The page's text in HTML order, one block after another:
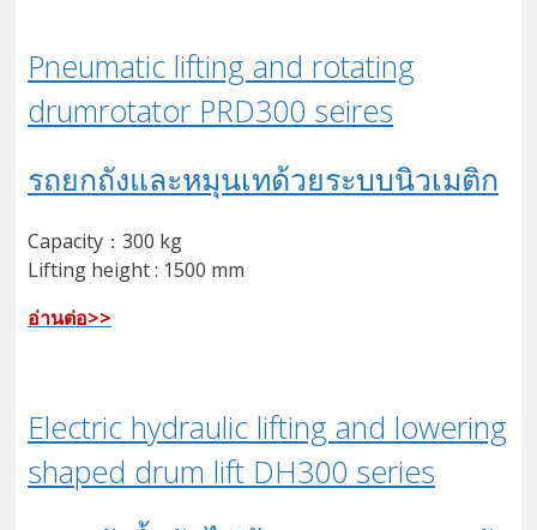
Pneumatic lifting and rotating
drumrotator PRD300 seires
รถยกถังและหมุนเทด้วยระบบนิวเมติก
Capacity：300 kg
Lifting height : 1500 mm
อ่านต่อ>>
Electric hydraulic lifting and lowering
shaped drum lift DH300 series